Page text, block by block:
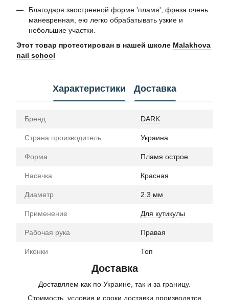
Благодаря заостренной форме 'пламя', фреза очень
маневренная, ею легко обрабатывать узкие и
небольшие участки.
Этот товар протестирован в нашей школе Malakhova
nail school
Характеристики Доставка
Бренд DARK
Страна производитель Украина
Форма Пламя острое
Насечка Красная
Диаметр 2.3 мм
Применение Для кутикулы
Рабочая рука Правая
Иконки Топ
Доставка
Доставляем как по Украине, так и за границу.
Стоимость, условия и сроки доставки производятся